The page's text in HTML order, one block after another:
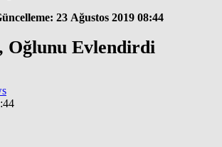
23 Ağustos 2019 08:44
Oğlunu Evlendirdi